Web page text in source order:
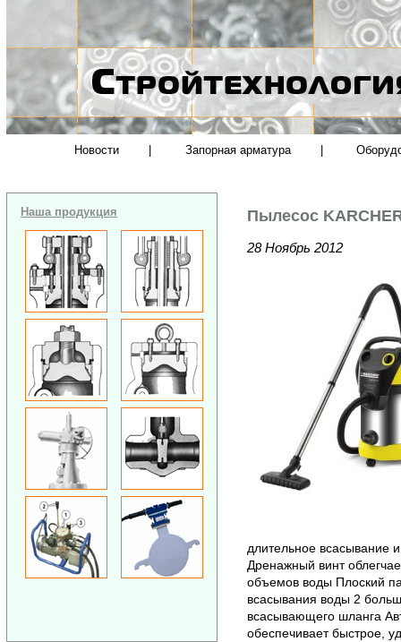
Новости Запорная арматура
Наша продукция Пылесос
28 Ноябрь 2012
длительное всасывание
Дренажный винт
объемов воды Плоский
всасывания воды 2
всасывающего шланга
обеспечивает быстрое,